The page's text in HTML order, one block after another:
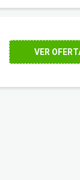
ótimos preços
VER